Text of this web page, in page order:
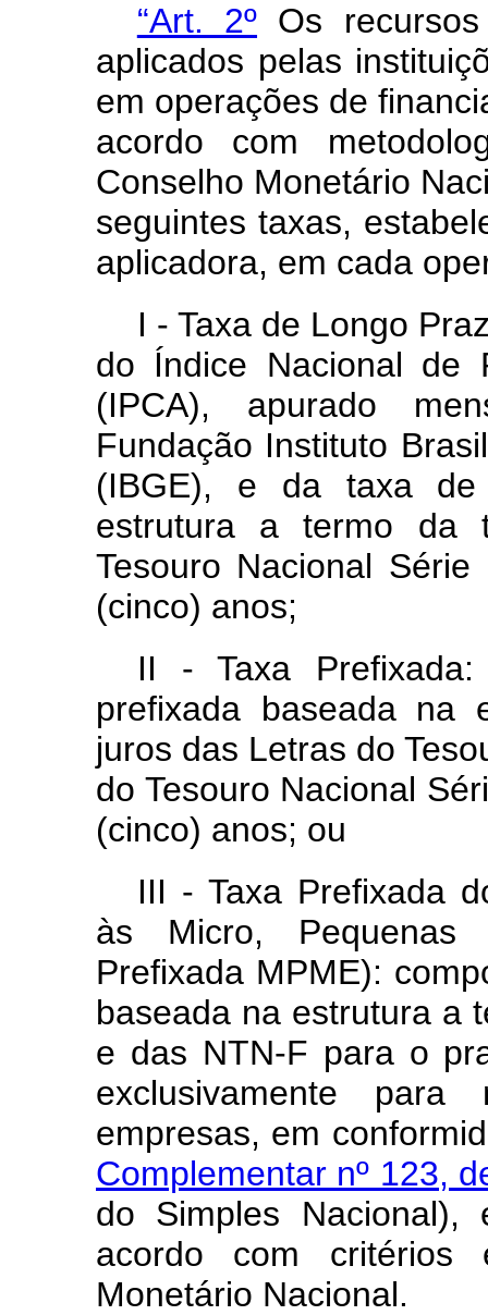
“Art. 2º Os
aplicados pelas
em operações de
acordo com
Conselho Monetário
seguintes taxas,
aplicadora, em cada
I - Taxa de Longo
do Índice Nacional de
(IPCA), apurado
Fundação Instituto
(IBGE), e da taxa de
estrutura a termo da
Tesouro Nacional
(cinco) anos;
II - Taxa
prefixada baseada
juros das Letras do
do Tesouro Nacional
(cinco) anos; ou
III - Taxa Prefixada
às Micro, Pequenas
Prefixada MPME):
baseada na estrutura a
e das NTN-F para o
exclusivamente para
empresas, em
Complementar nº 123,
do Simples
acordo com critérios
Monetário Nacional.